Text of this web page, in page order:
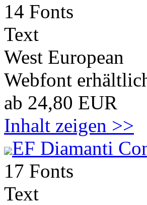
14 Fonts
Text
West European
Webfont
ab 24,80 EUR
Inhalt zeigen >>
EF Diamanti
17 Fonts
Text